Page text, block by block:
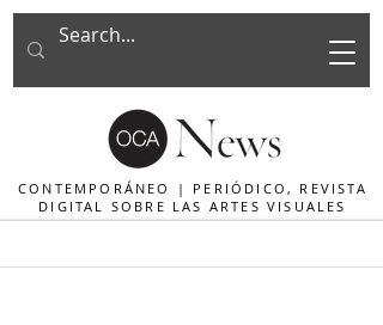
CONTEMPORÁNEO | PERIÓDICO, REVISTA
DIGITAL SOBRE LAS ARTES VISUALES